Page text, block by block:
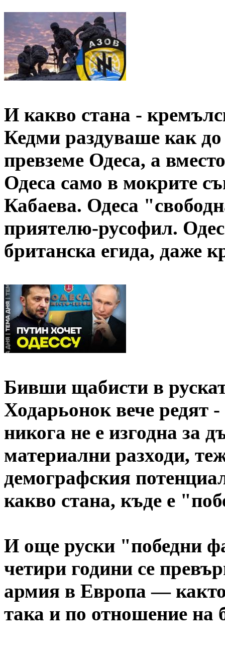
И какво стана -
Кедми раздуваше как
превземе Одеса, а
Одеса само в мокрите
Кабаева. Одеса
приятелю-русофил.
британска егида, даже
Бивши щабисти в
Ходарьонок вече редят
никога не е изгодна за
материални разходи,
демографския
какво стана, къде е
И още руски "победни
четири години се
армия в Европа —
така и по отношение на